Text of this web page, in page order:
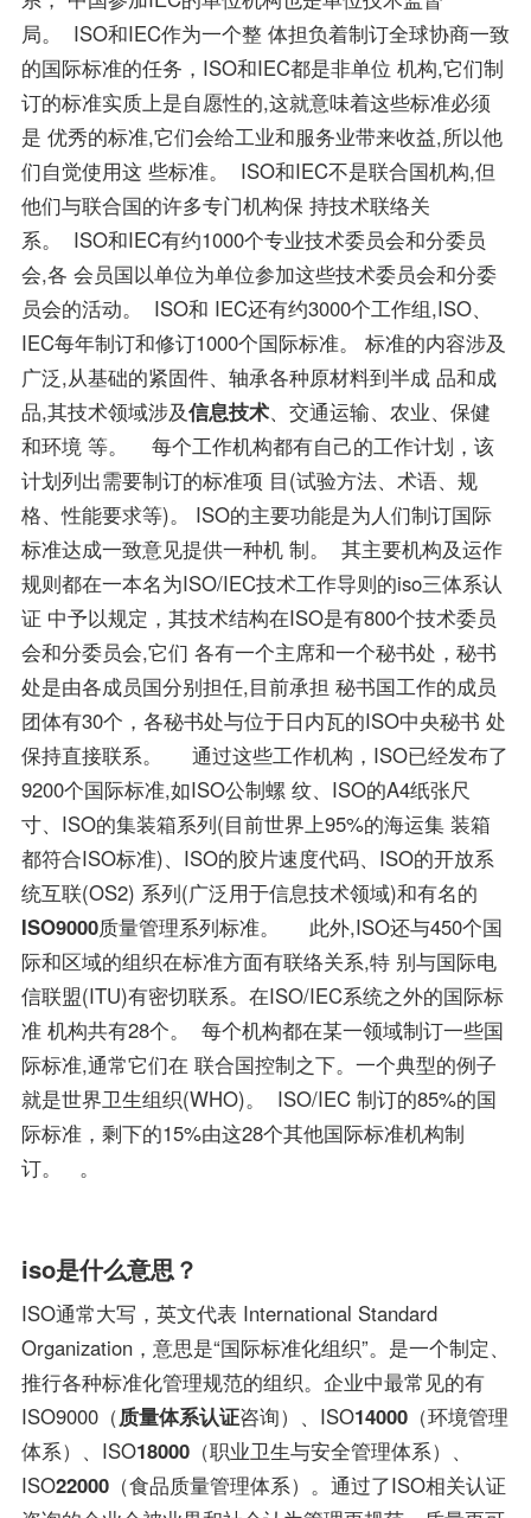
局。 ISO和IEC作为一个整 体担负着制订全球协商一致
的国际标准的任务，ISO和IEC都是非单位 机构,它们制
订的标准实质上是自愿性的,这就意味着这些标准必须
是 优秀的标准,它们会给工业和服务业带来收益,所以他
们自觉使用这 些标准。 ISO和IEC不是联合国机构,但
他们与联合国的许多专门机构保 持技术联络关
系。 ISO和IEC有约1000个专业技术委员会和分委员
会,各 会员国以单位为单位参加这些技术委员会和分委
员会的活动。 ISO和 IEC还有约3000个工作组,ISO、
IEC每年制订和修订1000个国际标准。 标准的内容涉及
广泛,从基础的紧固件、轴承各种原材料到半成 品和成
品,其技术领域涉及信息技术、交通运输、农业、保健
和环境 等。 每个工作机构都有自己的工作计划，该
计划列出需要制订的标准项 目(试验方法、术语、规
格、性能要求等)。 ISO的主要功能是为人们制订国际
标准达成一致意见提供一种机 制。 其主要机构及运作
规则都在一本名为ISO/IEC技术工作导则的iso三体系认
证 中予以规定，其技术结构在ISO是有800个技术委员
会和分委员会,它们 各有一个主席和一个秘书处，秘书
处是由各成员国分别担任,目前承担 秘书国工作的成员
团体有30个，各秘书处与位于日内瓦的ISO中央秘书 处
保持直接联系。 通过这些工作机构，ISO已经发布了
9200个国际标准,如ISO公制螺 纹、ISO的A4纸张尺
寸、ISO的集装箱系列(目前世界上95%的海运集 装箱
都符合ISO标准)、ISO的胶片速度代码、ISO的开放系
统互联(OS2) 系列(广泛用于信息技术领域)和有名的
ISO9000质量管理系列标准。 此外,ISO还与450个国
际和区域的组织在标准方面有联络关系,特 别与国际电
信联盟(ITU)有密切联系。在ISO/IEC系统之外的国际标
准 机构共有28个。 每个机构都在某一领域制订一些国
际标准,通常它们在 联合国控制之下。一个典型的例子
就是世界卫生组织(WHO)。 ISO/IEC 制订的85%的国
际标准，剩下的15%由这28个其他国际标准机构制
订。 。
iso是什么意思？
ISO通常大写，英文代表 International Standard
Organization，意思是“国际标准化组织”。是一个制定、
推行各种标准化管理规范的组织。企业中最常见的有
ISO9000（质量体系认证咨询）、ISO14000（环境管理
体系）、ISO18000（职业卫生与安全管理体系）、
ISO22000（食品质量管理体系）。通过了ISO相关认证